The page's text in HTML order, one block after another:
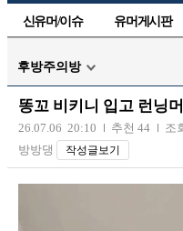
신유머/이슈 유머게시판
자동차사진 레이싱모델
항공/해운/철도
장착시공사진
후방주의방
똥꼬 비키니 입고 런닝
26.07.06 20:10 추천 44
조
방방댕
작성글보기